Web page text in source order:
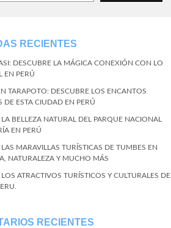
RECIENTES
DESCUBRE LA MÁGICA CONEXIÓN CON LO
EN PERÚ
TARAPOTO: DESCUBRE LOS ENCANTOS
DE ESTA CIUDAD EN PERÚ
BELLEZA NATURAL DEL PARQUE NACIONAL
EN PERÚ
MARAVILLAS TURÍSTICAS DE TUMBES EN
NATURALEZA Y MUCHO MÁS
ATRACTIVOS TURÍSTICOS Y CULTURALES DE
RECIENTES